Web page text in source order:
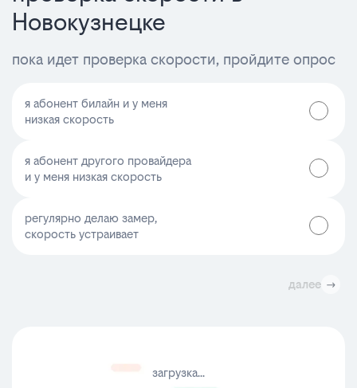
Новокузнецке
пока идет проверка скорости, пройдите опрос
я абонент билайн и у меня
низкая скорость
я абонент другого провайдера
и у меня низкая скорость
регулярно делаю замер,
скорость устраивает
далее
загрузка...